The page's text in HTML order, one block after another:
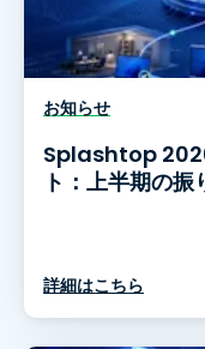
お知らせ
Splashtop
ト：上半期の振
詳細はこちら